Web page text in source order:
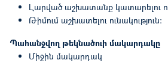
Լարված աշխատանք կատարելու
Թիմում աշխատելու ունակություն:
Պահանջվող թեկնածուի մակարդակը
Միջին մակարդակ